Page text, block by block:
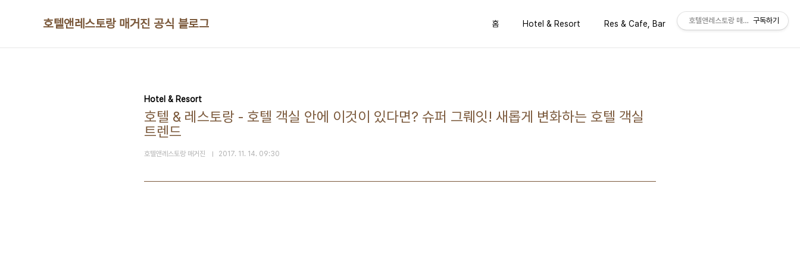
호텔앤레스토랑 매거진 공식 블로그 홈 Hotel & Resort Res & Cafe, Bar Issues & Trend
Hotel & Resort
호텔 & 레스토랑 - 호텔 객실 안에 이것이 있다면? 슈퍼 그뤠잇! 새롭게 변화하는 호텔 객실
트렌드
호텔앤레스토랑 매거진 2017. 11. 14. 09:30
호텔앤레스토랑 매거진 공식 블로그
구독하기